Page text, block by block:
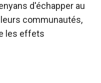
d'échapper au
communautés,
les effets